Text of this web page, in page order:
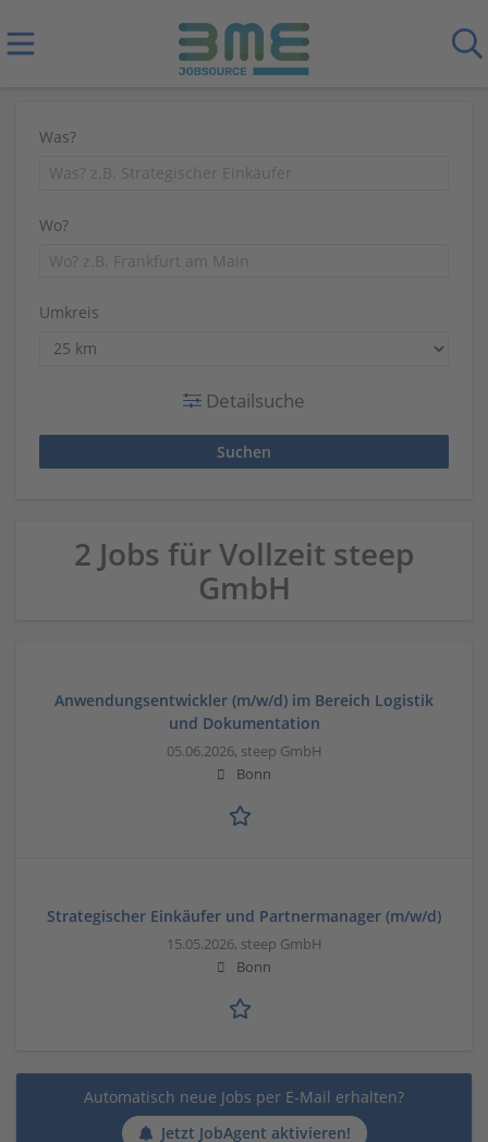
Was?
Wo?
Umkreis
Detailsuche
2 Jobs für Vollzeit steep
GmbH
Anwendungsentwickler (m/w/d) im Bereich Logistik
und Dokumentation
05.06.2026, steep GmbH
Bonn
Strategischer Einkäufer und Partnermanager (m/w/d)
15.05.2026, steep GmbH
Bonn
Automatisch neue Jobs per E-Mail erhalten?
Jetzt JobAgent aktivieren!